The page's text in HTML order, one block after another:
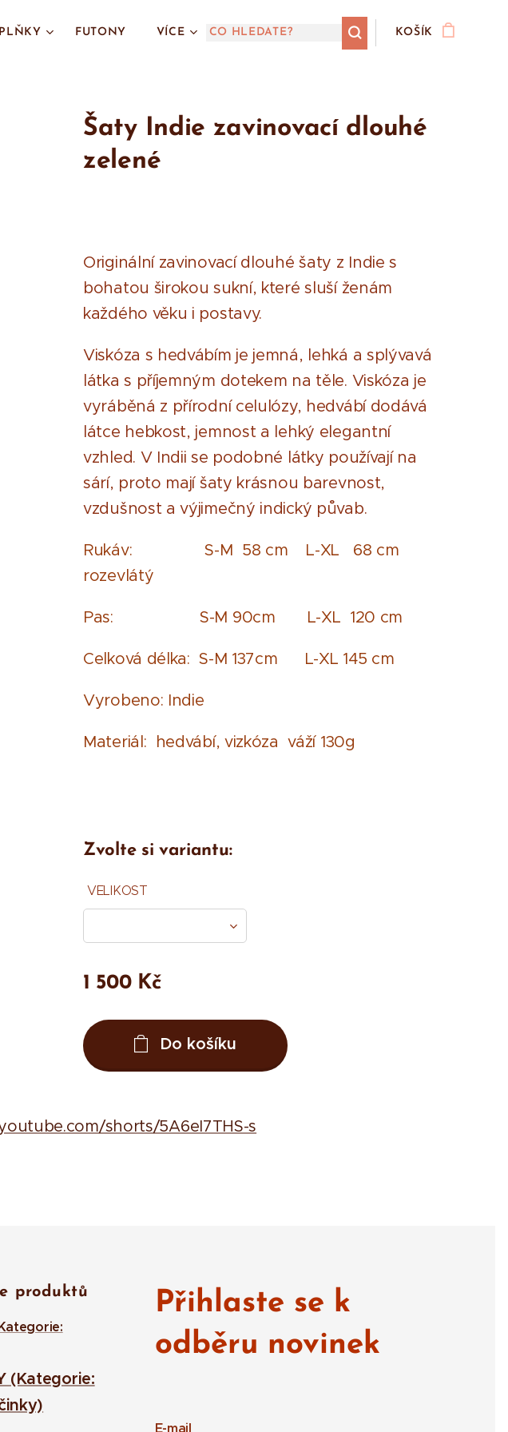
FUTONY VÍCE KOŠÍK
Šaty Indie zavinovací dlouhé
zelené
Originální zavinovací dlouhé šaty z Indie s
bohatou širokou sukní, které sluší ženám
každého věku i postavy.
Viskóza s hedvábím je jemná, lehká a splývavá
látka s příjemným dotekem na těle. Viskóza je
vyráběná z přírodní celulózy, hedvábí dodává
látce hebkost, jemnost a lehký elegantní
vzhled. V Indii se podobné látky používají na
sárí, proto mají šaty krásnou barevnost,
vzdušnost a výjimečný indický půvab.
Rukáv: S-M 58 cm L-XL 68 cm
rozevlátý
Pas: S-M 90cm L-XL 120 cm
Celková délka: S-M 137cm L-XL 145 cm
Vyrobeno: Indie
Materiál: hedvábí, vizkóza váží 130g
Zvolte si variantu:
VELIKOST
1 500Kč
Do košíku
shorts/5A6eI7THS-s
produktů
(Kategorie:
Přihlaste se k
odběru novinek
E-mail